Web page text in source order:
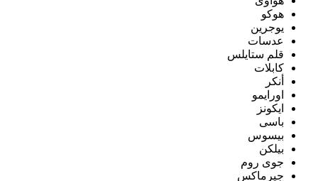
هوكو
يوجرين
عدسات
قلم ستايلس
كابلات
أنكر
اورايمو
ايكونز
باسى
بيسوس
بيلكن
جوى روم
جيرماكس